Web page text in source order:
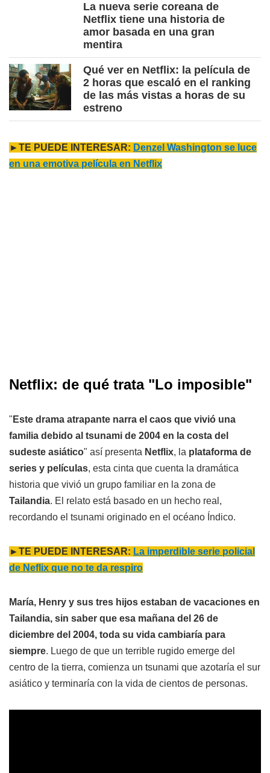
La nueva serie coreana de
Netflix tiene una historia de
amor basada en una gran
mentira
Qué ver en Netflix: la película de
2 horas que escaló en el ranking
de las más vistas a horas de su
estreno
►TE PUEDE INTERESAR: Denzel Washington se luce
en una emotiva película en Netflix
Netflix: de qué trata "Lo imposible"
" Este drama atrapante narra el caos que vivió una
familia debido al tsunami de 2004 en la costa del
sudeste asiático" así presenta Netflix, la plataforma de
series y películas, esta cinta que cuenta la dramática
historia que vivió un grupo familiar en la zona de
Tailandia. El relato está basado en un hecho real,
recordando el tsunami originado en el océano Índico.
►TE PUEDE INTERESAR: La imperdible serie policial
de Neflix que no te da respiro
María, Henry y sus tres hijos estaban de vacaciones en
Tailandia, sin saber que esa mañana del 26 de
diciembre del 2004, toda su vida cambiaría para
siempre. Luego de que un terrible rugido emerge del
centro de la tierra, comienza un tsunami que azotaría el sur
asiático y terminaría con la vida de cientos de personas.